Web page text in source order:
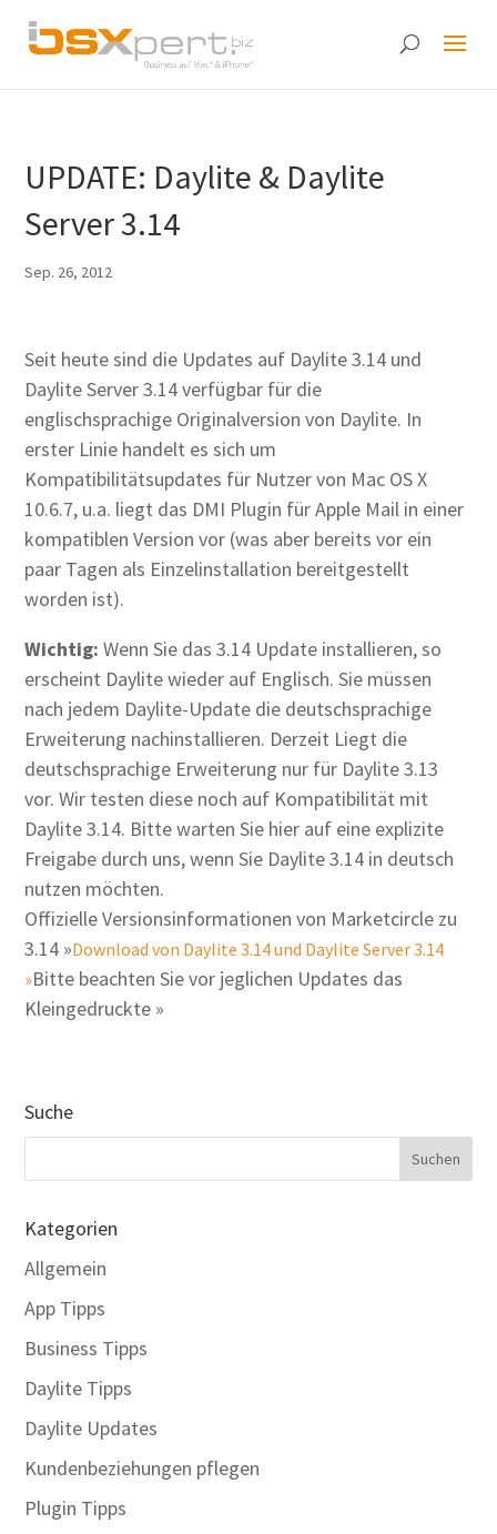
UPDATE: Daylite & Daylite
Server 3.14
Sep. 26, 2012
Seit heute sind die Updates auf Daylite 3.14 und
Daylite Server 3.14 verfügbar für die
englischsprachige Originalversion von Daylite. In
erster Linie handelt es sich um
Kompatibilitätsupdates für Nutzer von Mac OS X
10.6.7, u.a. liegt das DMI Plugin für Apple Mail in einer
kompatiblen Version vor (was aber bereits vor ein
paar Tagen als Einzelinstallation bereitgestellt
worden ist).
Wichtig: Wenn Sie das 3.14 Update installieren, so
erscheint Daylite wieder auf Englisch. Sie müssen
nach jedem Daylite-Update die deutschsprachige
Erweiterung nachinstallieren. Derzeit Liegt die
deutschsprachige Erweiterung nur für Daylite 3.13
vor. Wir testen diese noch auf Kompatibilität mit
Daylite 3.14. Bitte warten Sie hier auf eine explizite
Freigabe durch uns, wenn Sie Daylite 3.14 in deutsch
nutzen möchten.
Offizielle Versionsinformationen von Marketcircle zu
3.14 »Download von Daylite 3.14 und Daylite Server 3.14
»Bitte beachten Sie vor jeglichen Updates das
Kleingedruckte »
Suche
Kategorien
Allgemein
App Tipps
Business Tipps
Daylite Tipps
Daylite Updates
Kundenbeziehungen pflegen
Plugin Tipps